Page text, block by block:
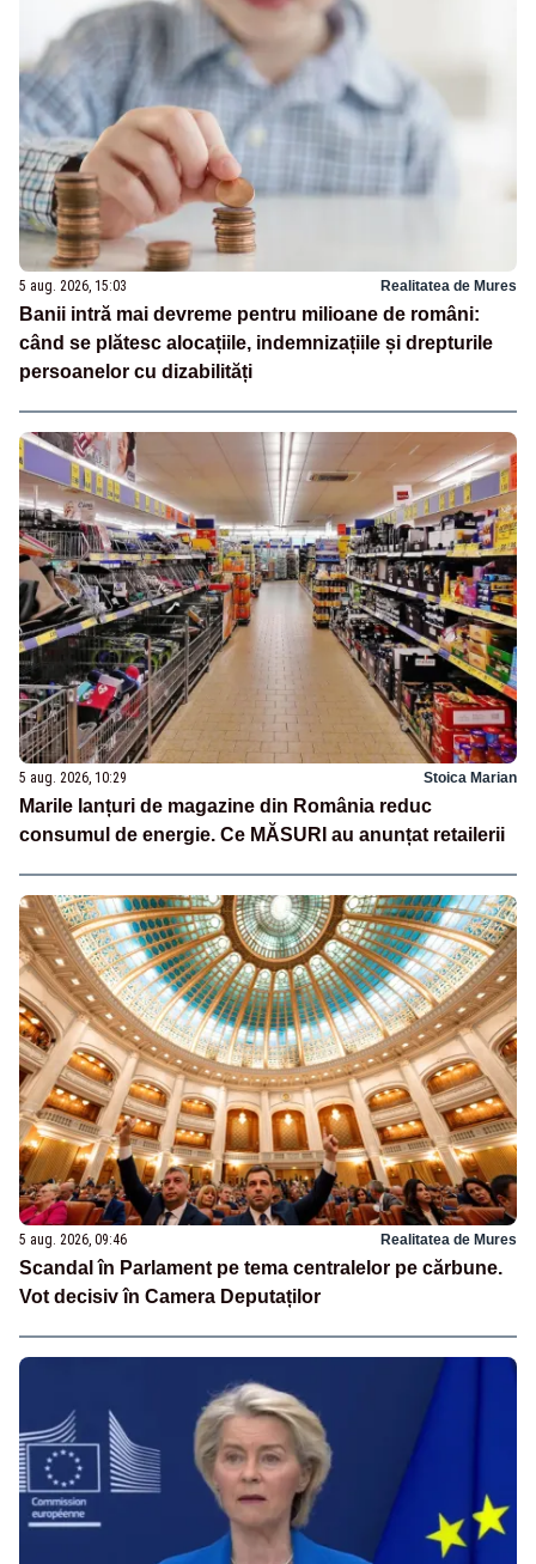
5 aug. 2026, 15:03 Realitatea de Mures
Banii intră mai devreme pentru milioane de români:
când se plătesc alocațiile, indemnizațiile și drepturile
persoanelor cu dizabilități
5 aug. 2026, 10:29 Stoica Marian
Marile lanțuri de magazine din România reduc
consumul de energie. Ce MĂSURI au anunțat retailerii
5 aug. 2026, 09:46 Realitatea de Mures
Scandal în Parlament pe tema centralelor pe cărbune.
Vot decisiv în Camera Deputaților